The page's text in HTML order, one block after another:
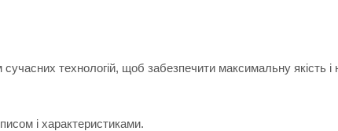
технологій, щоб забезпечити максимальну якість і
і характеристиками.